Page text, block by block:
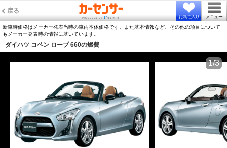
戻る
お気に入り メニュー
新車時価格はメーカー発表当時の車両本体価格です。また基本情報など、その他の項目について
もメーカー発表時の情報に基いています。
ダイハツ コペン ローブ 660の燃費
1/3